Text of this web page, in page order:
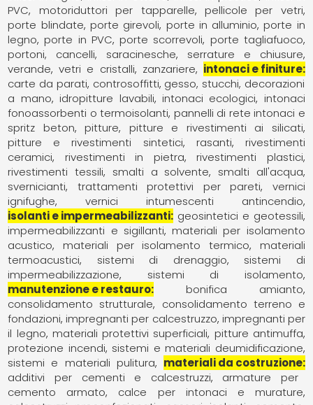
PVC
motoriduttori per tapparelle
pellicole per vetri
porte blindate porte girevoli porte in alluminio porte in
legno porte in PVC porte scorrevoli porte tagliafuoco
portoni, cancelli, saracinesche
serrature e chiusure
verande vetri e cristalli zanzariere
intonaci e finiture
carte da parati controsoffitti gesso, stucchi, decorazioni
a mano idropitture lavabili intonaci ecologici intonaci
fonoassorbenti o termoisolanti pannelli di rete intonaci e
spritz beton
pitture
pitture e rivestimenti ai silicati
pitture e rivestimenti sintetici
rasanti
rivestimenti
ceramici
rivestimenti in pietra
rivestimenti plastici
rivestimenti tessili
smalti a solvente
smalti all'acqua
svernicianti
trattamenti protettivi per pareti
vernici
ignifughe
vernici intumescenti antincendio
isolanti e impermeabilizzanti geosintetici e geotessili
impermeabilizzanti e sigillanti materiali per isolamento
acustico
materiali per isolamento termico
materiali
termoacustici
sistemi di drenaggio
sistemi di
impermeabilizzazione
sistemi di isolamento
manutenzione e restauro
bonifica amianto
consolidamento strutturale
consolidamento terreno e
fondazioni impregnanti per calcestruzzo impregnanti per
il legno materiali protettivi superficiali pitture antimuffa
protezione incendi sistemi e materiali deumidificazione
sistemi e materiali pulitura
materiali da costruzione
additivi per cementi e calcestruzzi
armature per
cemento armato
calce per intonaci e murature